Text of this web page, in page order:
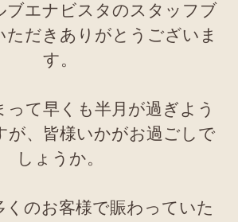
ブエナビスタのスタッフブ
ただきありがとうございま
す。
って早くも半月が過ぎよう
が、皆様いかがお過ごしで
しょうか。
くのお客様で賑わっていた